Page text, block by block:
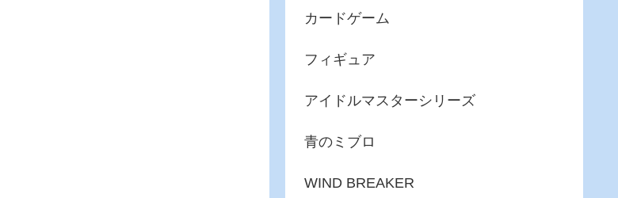
カードゲーム
フィギュア
アイドルマスターシリーズ
青のミブロ
WIND BREAKER